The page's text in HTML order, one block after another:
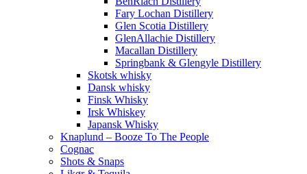
Fary Lochan Distillery
Glen Scotia Distillery
GlenAllachie Distillery
Macallan Distillery
Springbank & Glengyle Distillery
Skotsk whisky
Dansk whisky
Finsk Whisky
Irsk Whiskey
Japansk Whisky
Knaplund – Booze To The People
Cognac
Shots & Snaps